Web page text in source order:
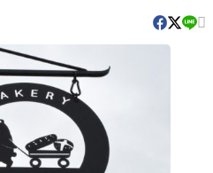
